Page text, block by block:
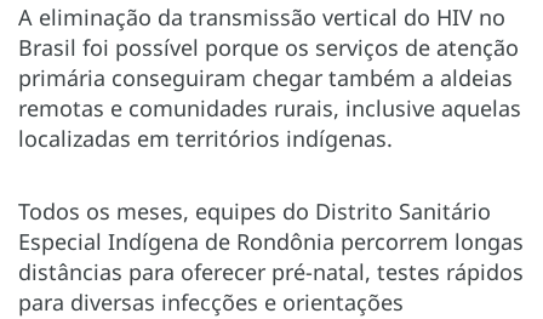
A eliminação da transmissão vertical do HIV no
Brasil foi possível porque os serviços de atenção
primária conseguiram chegar também a aldeias
remotas e comunidades rurais, inclusive aquelas
localizadas em territórios indígenas.
Todos os meses, equipes do Distrito Sanitário
Especial Indígena de Rondônia percorrem longas
distâncias para oferecer pré-natal, testes rápidos
para diversas infecções e orientações